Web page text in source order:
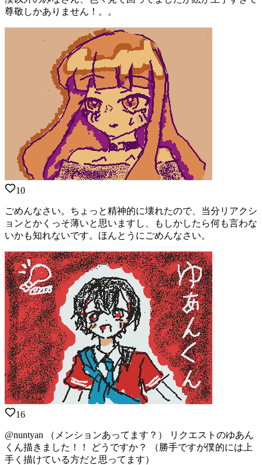
尊敬しかありません！。。
10
ごめんなさい。ちょっと精神的に壊れたので、当分リアクシ
ョンとかくっそ薄いと思いますし、もしかしたら何も言わな
いかも知れないです。ほんとうにごめんなさい。
16
@nuntyan （メンションあってます？） リクエストのゆあん
くん描きました！！ どうですか？ （勝手ですが僕的には上
手く描けている方だと思ってます）